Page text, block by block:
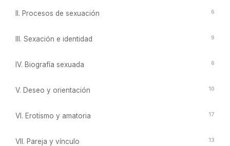
II. Procesos de sexuación 6
III. Sexación e identidad 9
IV. Biografía sexuada 6
V. Deseo y orientación 10
VI. Erotismo y amatoria 17
VII. Pareja y vínculo 13